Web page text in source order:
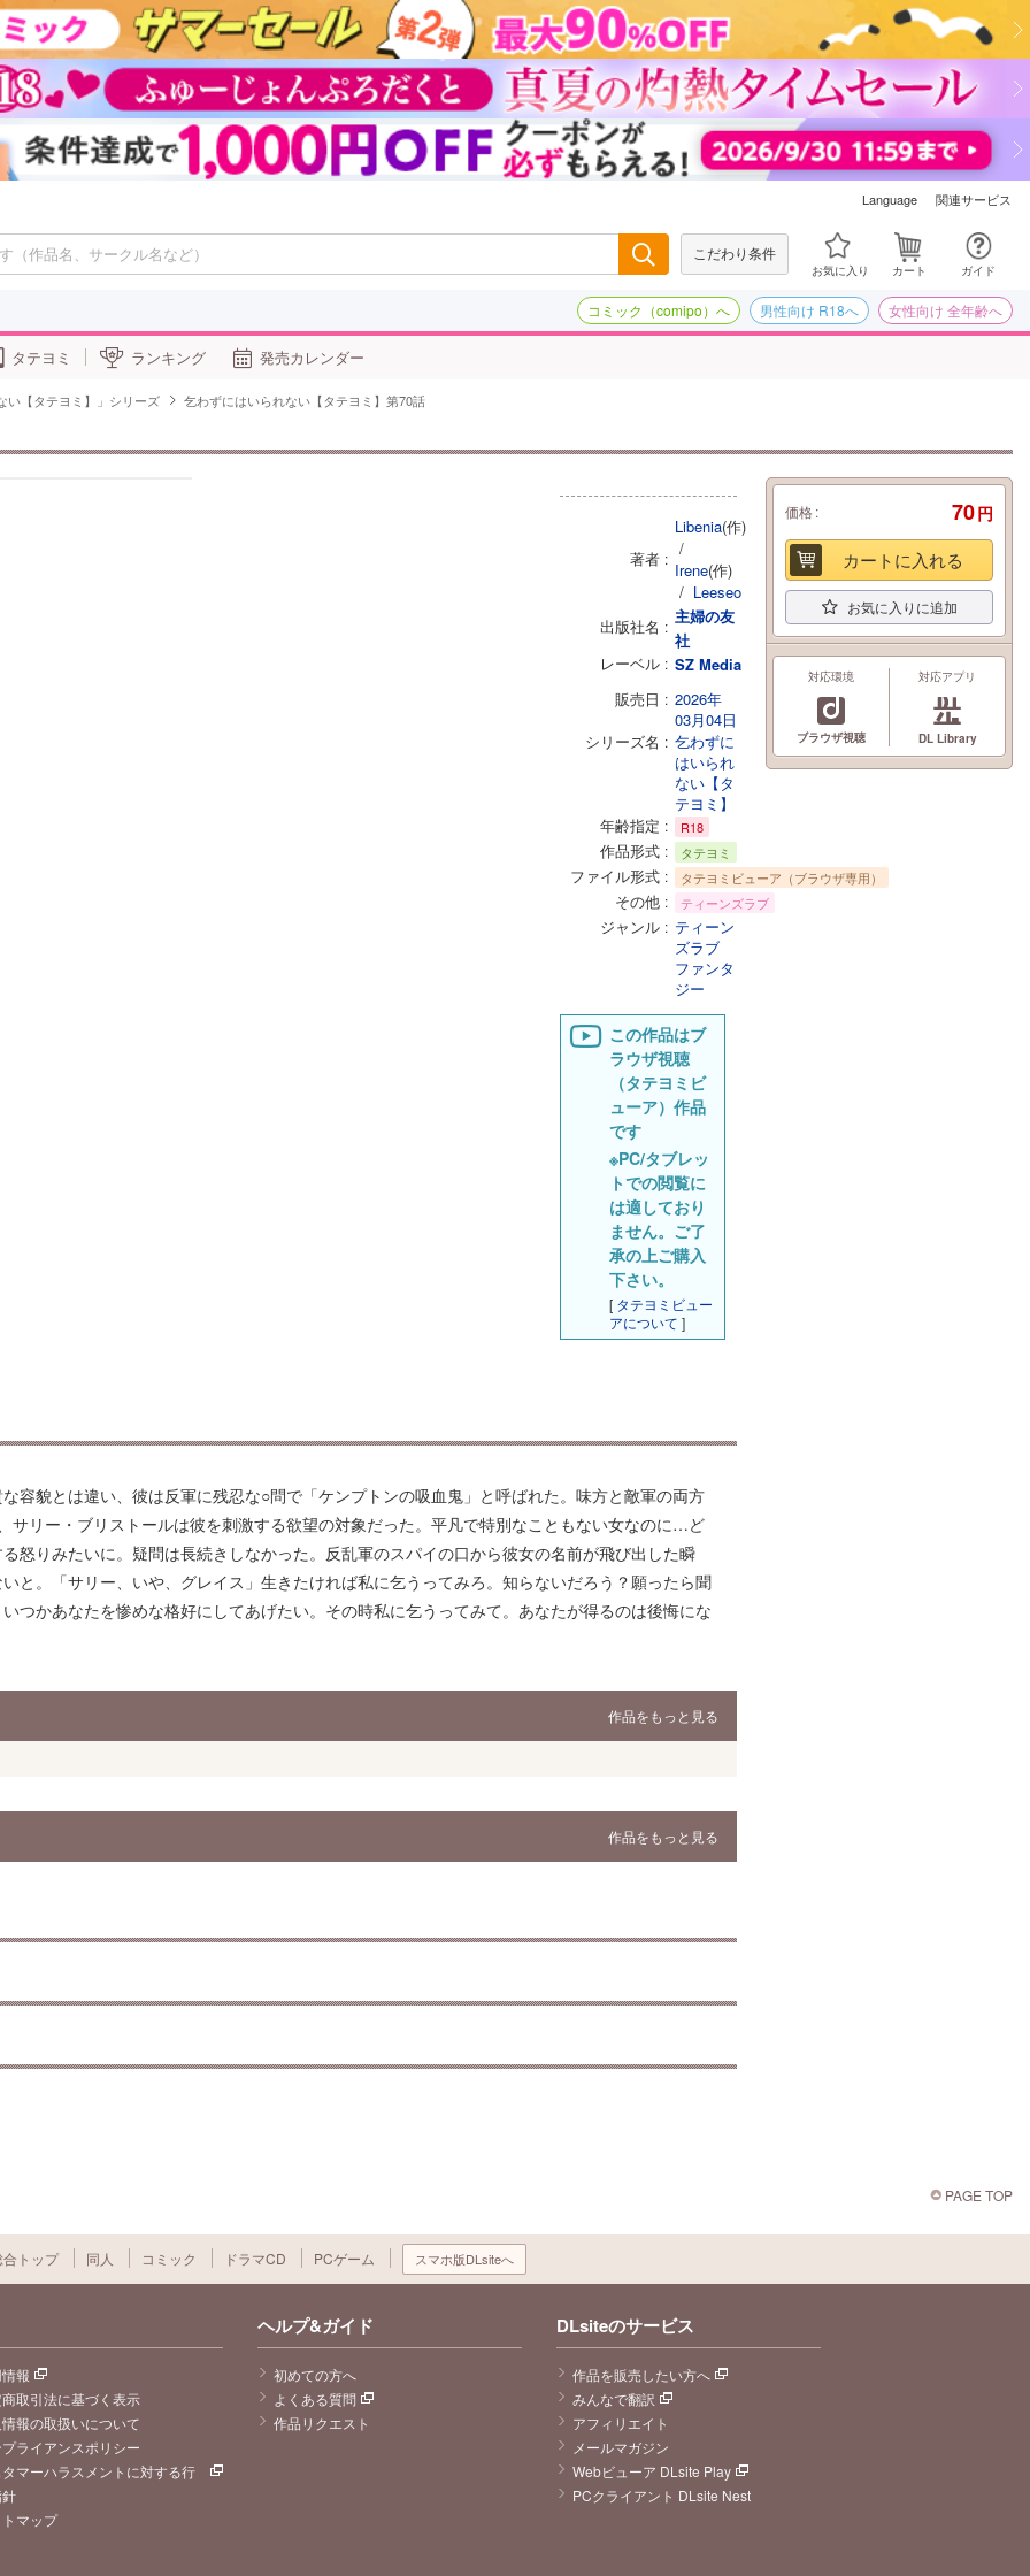
Language 関連サービス
こだわり条件
お気に入り カート ガイド
コミック（comipo）へ 男性向け R18へ 女性向け 全年齢へ
タテヨミ ランキング 発売カレンダー
い【タテヨミ】」シリーズ 乞わずにはいられない【タテヨミ】第70話
著者
Libenia(作)
/
Irene(作)
/ Leeseo
出版社名
主婦の友
社
レーベル
SZ Media
販売日
2026年
03月04日
シリーズ名
乞わずに
はいられ
ない【タ
テヨミ】
年齢指定
R18
作品形式 タテヨミ
ファイル形式 タテヨミビューア（ブラウザ専用）
その他 ティーンズラブ
ジャンル
ティーン
ズラブ
ファンタ
ジー
この作品はブ
ラウザ視聴
（タテヨミビ
ューア）作品
です
※PC/タブレッ
トでの閲覧に
は適しており
ません。ご了
承の上ご購入
下さい。
[ タテヨミビュー
アについて ]
容貌とは違い、彼は反軍に残忍な○問で「ケンプトンの吸血鬼」と呼ばれた。味方と敵軍の両方
リー・ブリストールは彼を刺激する欲望の対象だった。平凡で特別なこともない女なのに…ど
怒りみたいに。疑問は長続きしなかった。反乱軍のスパイの口から彼女の名前が飛び出した瞬
と。「サリー、いや、グレイス」生きたければ私に乞うってみろ。知らないだろう？願ったら聞
つかあなたを惨めな格好にしてあげたい。その時私に乞うってみて。あなたが得るのは後悔にな
作品をもっと見る
作品をもっと見る
価格 70円
カートに入れる
お気に入りに追加
対応環境
ブラウザ視聴
対応アプリ
DL Library
PAGE TOP
トップ 同人 コミック ドラマCD PCゲーム スマホ版DLsiteへ
報
取引法に基づく表示
報の取扱いについて
ライアンスポリシー
マーハラスメントに対する行
マップ
ヘルプ&ガイド
初めての方へ
よくある質問
作品リクエスト
DLsiteのサービス
作品を販売したい方へ
みんなで翻訳
アフィリエイト
メールマガジン
Webビューア DLsite Play
PCクライアント DLsite Nest